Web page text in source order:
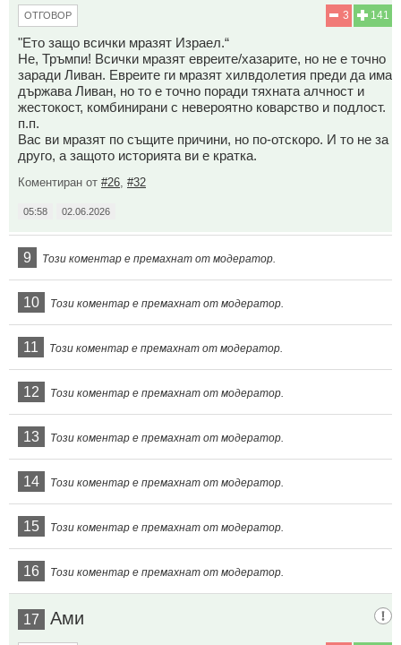
141
3
ОТГОВОР
"Ето защо всички мразят Израел.“
Не, Тръмпи! Всички мразят евреите/хазарите, но не е точно
заради Ливан. Евреите ги мразят хилвдолетия преди да има
държава Ливан, но то е точно поради тяхната алчност и
жестокост, комбинирани с невероятно коварство и подлост.
п.п.
Вас ви мразят по същите причини, но по-отскоро. И то не за
друго, а защото историята ви е кратка.
Коментиран от #26 #32
05:58 02.06.2026
9 Този коментар е премахнат от модератор.
10 Този коментар е премахнат от модератор.
11 Този коментар е премахнат от модератор.
12 Този коментар е премахнат от модератор.
13 Този коментар е премахнат от модератор.
14 Този коментар е премахнат от модератор.
15 Този коментар е премахнат от модератор.
16 Този коментар е премахнат от модератор.
17 Ами